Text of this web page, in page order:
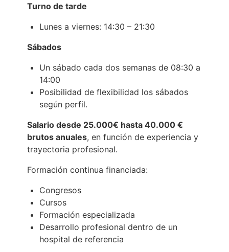
Turno de tarde
Lunes a viernes: 14:30 – 21:30
Sábados
Un sábado cada dos semanas de 08:30 a
14:00
Posibilidad de flexibilidad los sábados
según perfil.
Salario desde 25.000€ hasta 40.000 €
brutos anuales, en función de experiencia y
trayectoria profesional.
Formación continua financiada:
Congresos
Cursos
Formación especializada
Desarrollo profesional dentro de un
hospital de referencia